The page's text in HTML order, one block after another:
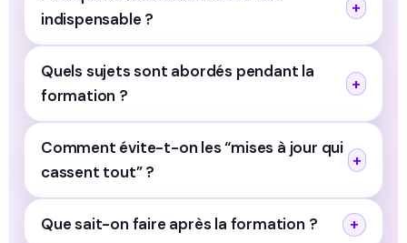
indispensable ?
Quels sujets sont abordés pendant la
formation ?
Comment évite-t-on les “mises à jour qui
cassent tout” ?
Que sait-on faire après la formation ?